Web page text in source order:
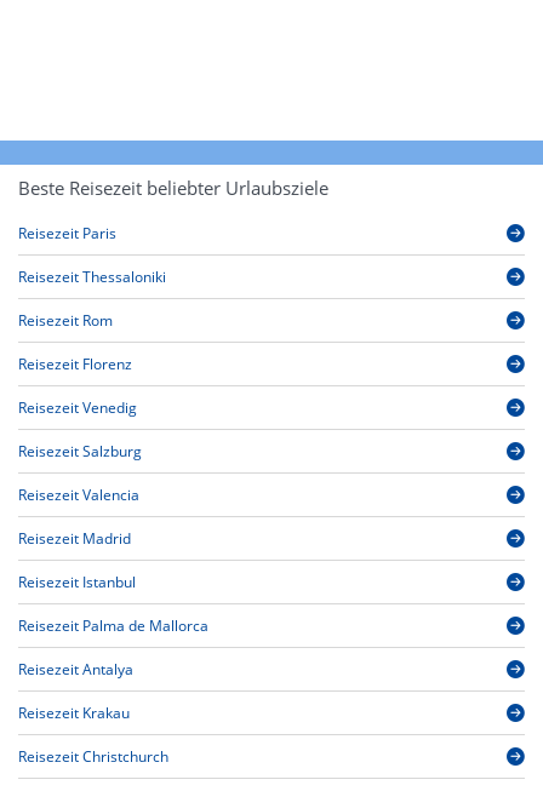
Beste Reisezeit beliebter Urlaubsziele
Reisezeit Paris
Reisezeit Thessaloniki
Reisezeit Rom
Reisezeit Florenz
Reisezeit Venedig
Reisezeit Salzburg
Reisezeit Valencia
Reisezeit Madrid
Reisezeit Istanbul
Reisezeit Palma de Mallorca
Reisezeit Antalya
Reisezeit Krakau
Reisezeit Christchurch